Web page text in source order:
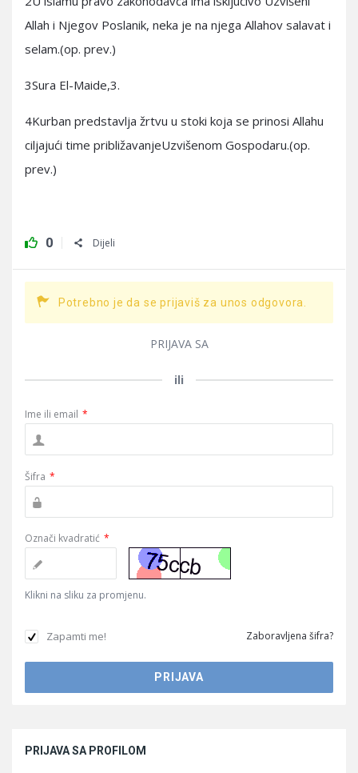
Allah i Njegov Poslanik, neka je na njega Allahov salavat i
selam.(op. prev.)
3Sura El-Maide,3.
4Kurban predstavlja žrtvu u stoki koja se prinosi Allahu
ciljajući time približavanjeUzvišenom Gospodaru.(op.
prev.)
0 Dijeli
Potrebno je da se prijaviš za unos odgovora.
PRIJAVA SA
ili
Ime ili email *
Šifra *
Označi kvadratić *
Klikni na sliku za promjenu.
Zapamti me! Zaboravljena šifra?
PRIJAVA SA PROFILOM